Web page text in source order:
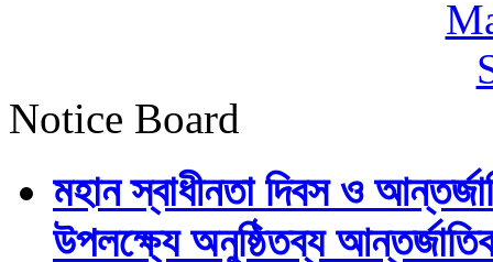
Notice Board
মহান স্বাধীনতা দিবস ও
উপলক্ষ্যে অনুষ্ঠিতব্য